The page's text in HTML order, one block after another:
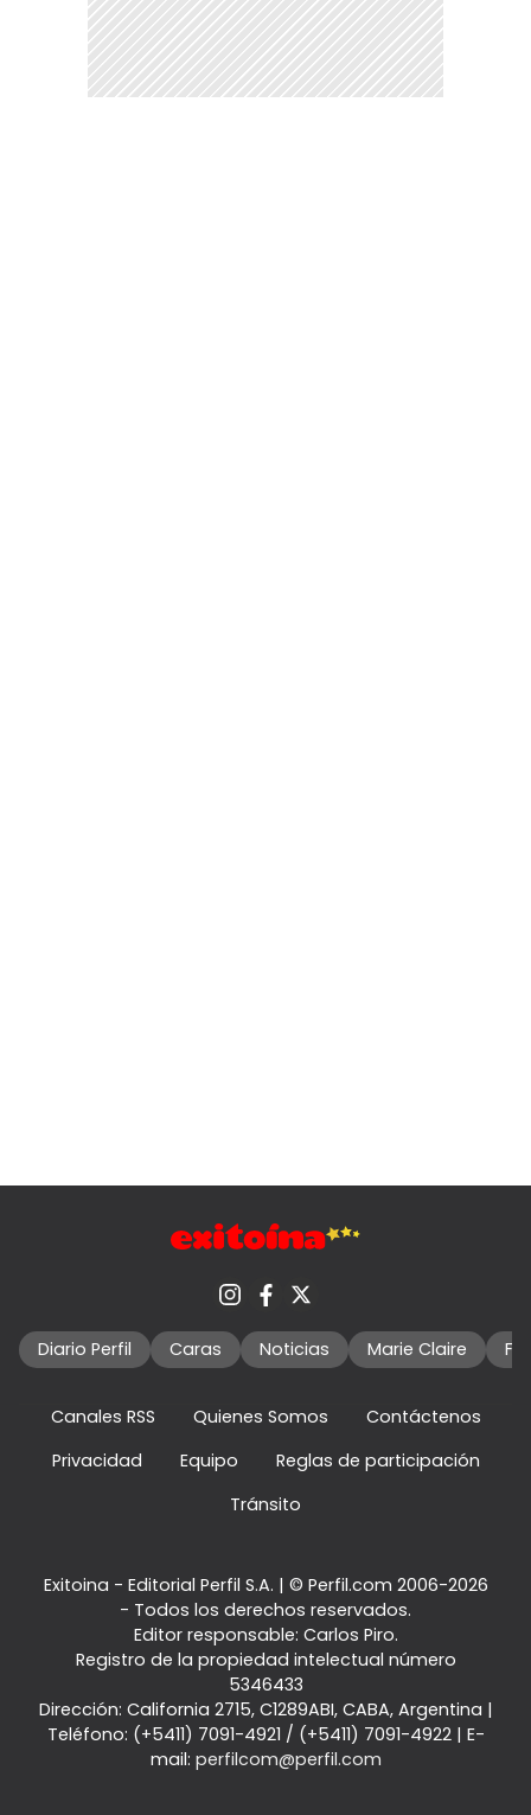
Diario Perfil Caras Noticias Marie Claire
Canales RSS Quienes Somos
Contáctenos
Privacidad
Equipo
Reglas de participación
Tránsito
Exitoina - Editorial Perfil S.A. | © Perfil.com 2006-2026
- Todos los derechos reservados.
Editor responsable: Carlos Piro.
Registro de la propiedad intelectual número
5346433
Dirección: California 2715, C1289ABI, CABA, Argentina |
Teléfono: (+5411) 7091-4921 / (+5411) 7091-4922| E-
mail: perfilcom@perfil.com